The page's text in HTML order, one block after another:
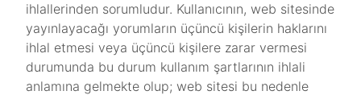
ihlallerinden sorumludur. Kullanıcının, web sitesinde
yayınlayacağı yorumların üçüncü kişilerin haklarını
ihlal etmesi veya üçüncü kişilere zarar vermesi
durumunda bu durum kullanım şartlarının ihlali
anlamına gelmekte olup; web sitesi bu nedenle